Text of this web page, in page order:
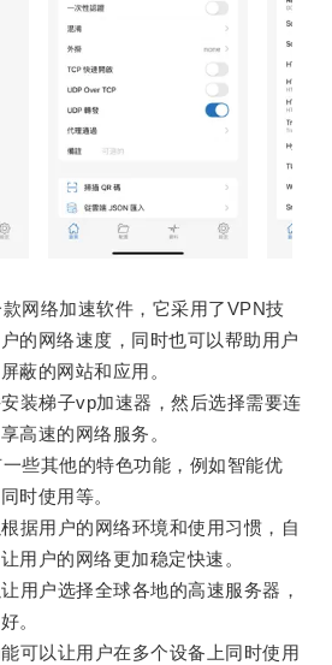
络加速软件，它采用了VPN技
的网络速度，同时也可以帮助用户
蔽的网站和应用。
梯子vp加速器，然后选择需要连
高速的网络服务。
其他的特色功能，例如智能优
时使用等。
用户的网络环境和使用习惯，自
用户的网络更加稳定快速。
户选择全球各地的高速服务器，
。
以让用户在多个设备上同时使用